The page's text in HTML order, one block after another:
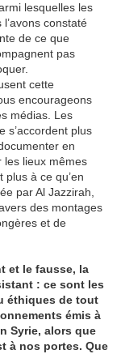
lesquelles les
constaté
de ce que
pas
cette
encourageons
médias. Les
s’accordent plus
en
les lieux mêmes
à ce qu’en
par Al Jazzirah,
des montages
et de
et le fausse, la
: ce sont les
éthiques de tout
émis à
Syrie, alors que
à nos portes. Que